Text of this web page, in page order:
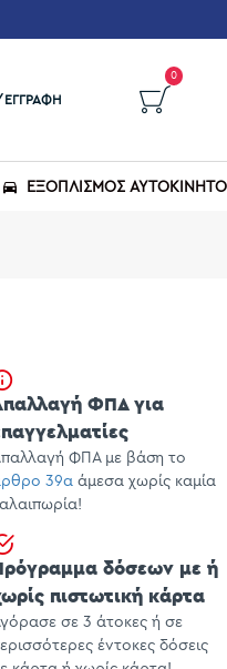
0
ΕΞΟΠΛΙΣΜΌΣ
ΦΠΑ για
ΦΠΑ με βάση το
39α άμεσα χωρίς καμία
δόσεων με ή
πιστωτική κάρτα
σε 3 άτοκες ή σε
έντοκες δόσεις